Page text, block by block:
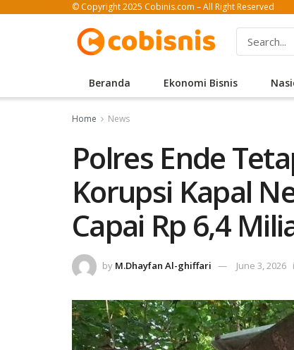
© Copyright 2025 Cobinis.com – All Right Reserved
Beranda Ekonomi Bisnis
Home News
Polres Ende
Korupsi Kapal
Capai Rp 6,4
by M.Dhayfan Al-ghiffari June 3, 2026